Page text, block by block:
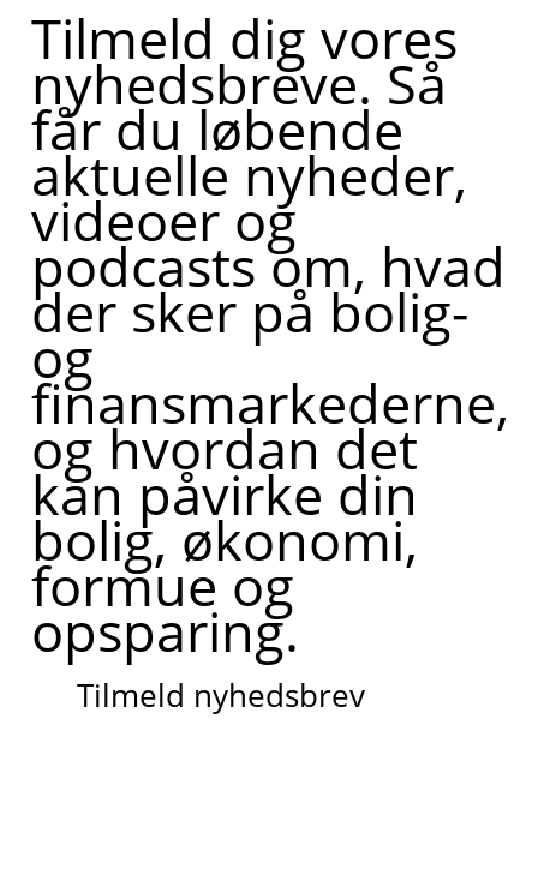
Tilmeld dig vores
nyhedsbreve. Så
får du løbende
aktuelle nyheder,
videoer og
podcasts om, hvad
der sker på bolig-
og
finansmarkederne,
og hvordan det
kan påvirke din
bolig, økonomi,
formue og
opsparing.
Tilmeld nyhedsbrev